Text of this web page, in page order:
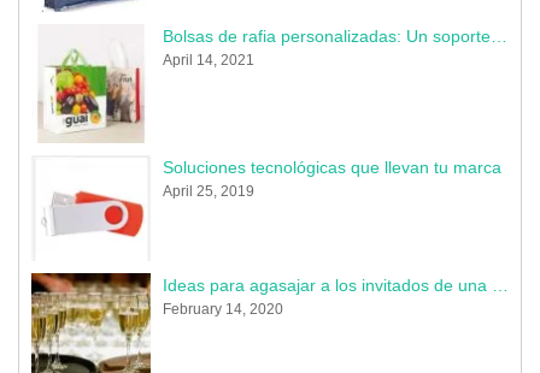
April 14, 2021
Soluciones tecnológicas que llevan tu marca
April 25, 2019
February 14, 2020